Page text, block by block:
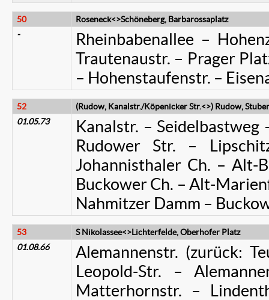
50
Roseneck<>Schöneberg, Barbarossaplatz
-
Rheinbabenallee –
Trautenaustr. – Prager
– Hohenstaufenstr. –
52
(Rudow, Kanalstr./Köpenicker Str.<>) Rudow,
01.05.73
Kanalstr. –
Rudower Str. –
Johannisthaler Ch. – Alt-
Buckower Ch. – Alt-
Nahmitzer Damm –
53
S Nikolassee<>Lichterfelde, Oberhofer Platz
01.08.66
Alemannenstr. (zurück:
Leopold-Str. –
Matterhornstr. –